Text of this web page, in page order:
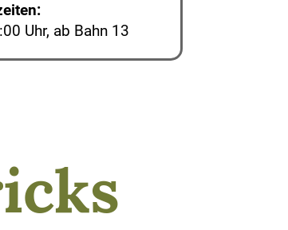
Uhr, ab Bahn 13